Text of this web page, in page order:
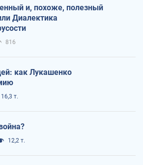
и, похоже, полезный
Диалектика
816
как Лукашенко
16,3 т.
12,2 т.